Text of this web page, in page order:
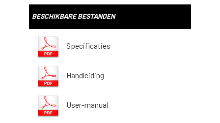
BESCHIKBARE BESTANDEN
Specificaties
Handleiding
User-manual